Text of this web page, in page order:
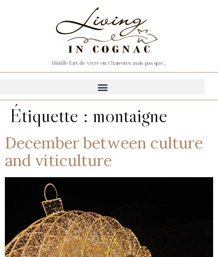
Étiquette : montaigne
December between culture
and viticulture